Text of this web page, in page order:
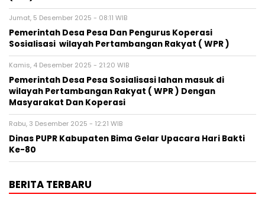
Jumat, 5 Desember 2025 - 08:11 WIB
Pemerintah Desa Pesa Dan Pengurus Koperasi
Sosialisasi wilayah Pertambangan Rakyat ( WPR )
Kamis, 4 Desember 2025 - 21:20 WIB
Pemerintah Desa Pesa Sosialisasi lahan masuk di
wilayah Pertambangan Rakyat ( WPR ) Dengan
Masyarakat Dan Koperasi
Rabu, 3 Desember 2025 - 12:21 WIB
Dinas PUPR Kabupaten Bima Gelar Upacara Hari Bakti
Ke-80
BERITA TERBARU